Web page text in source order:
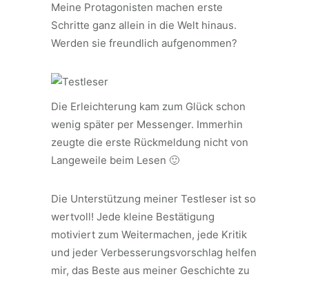
Meine Protagonisten machen erste
Schritte ganz allein in die Welt hinaus.
Werden sie freundlich aufgenommen?
Die Erleichterung kam zum Glück schon
wenig später per Messenger. Immerhin
zeugte die erste Rückmeldung nicht von
Langeweile beim Lesen 🙂
Die Unterstützung meiner Testleser ist so
wertvoll! Jede kleine Bestätigung
motiviert zum Weitermachen, jede Kritik
und jeder Verbesserungsvorschlag helfen
mir, das Beste aus meiner Geschichte zu